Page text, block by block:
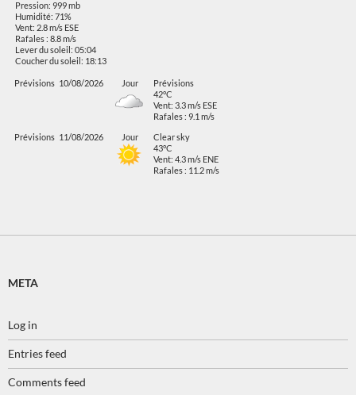
Pression: 999 mb
Humidité: 71%
Vent: 2.8 m/s ESE
Rafales : 8.8 m/s
Lever du soleil: 05:04
Coucher du soleil: 18:13
Prévisions 10/08/2026 Jour
Prévisions
42°C
Vent: 3.3 m/s ESE
Rafales : 9.1 m/s
Prévisions 11/08/2026 Jour
Clear sky
43°C
Vent: 4.3 m/s ENE
Rafales : 11.2 m/s
META
Log in
Entries feed
Comments feed